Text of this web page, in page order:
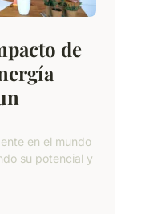
de
en el mundo
su potencial y